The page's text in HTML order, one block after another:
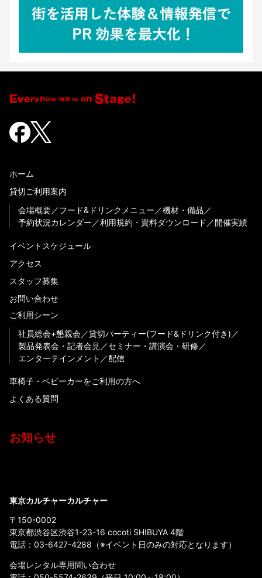
ホーム
貸切ご利用案内
会場概要
フード&ドリンクメニュー
機材・備品
予約状況カレンダー
利用規約・資料ダウンロード 開催実績
イベントスケジュール
アクセス
スタッフ募集
お問い合わせ
ご利用シーン
社員総会+懇親会
貸切パーティー(フード&ドリンク付き)
製品発表会・記者会見
セミナー・講演会・研修
エンターテインメント
配信
車椅子・ベビーカーをご利用の方へ
よくある質問
お知らせ
東京カルチャーカルチャー
〒150-0002
東京都渋谷区渋谷1-23-16 cocoti SHIBUYA 4階
電話： 03-6427-4288 （※イベント日のみの対応となります）
会場レンタル専用問い合わせ